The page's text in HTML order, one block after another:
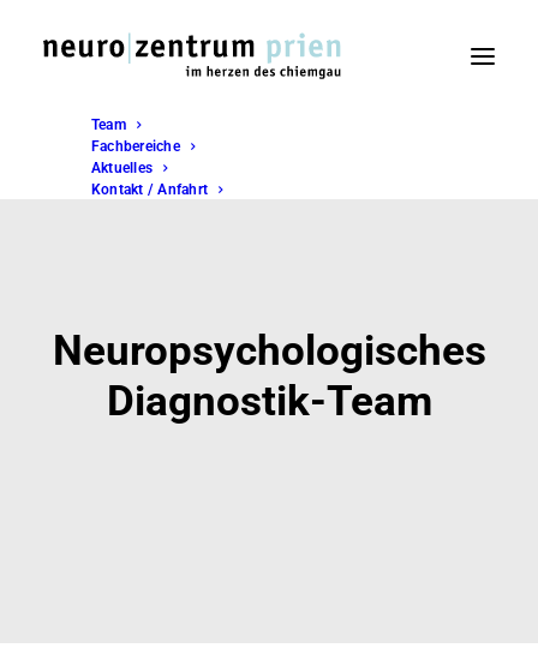
Team
Fachbereiche
Aktuelles
Kontakt / Anfahrt
Neuropsychologisches
Diagnostik-Team